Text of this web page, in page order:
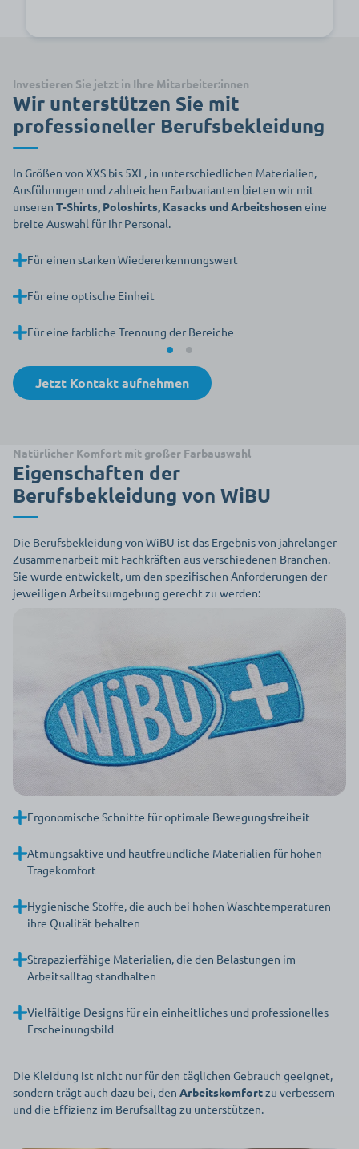
Investieren Sie jetzt in Ihre Mitarbeiter:innen
Wir unterstützen Sie mit
professioneller Berufsbekleidung
In Größen von XXS bis 5XL, in unterschiedlichen Materialien,
Ausführungen und zahlreichen Farbvarianten bieten wir mit
unseren T-Shirts, Poloshirts, Kasacks und Arbeitshoseneine
breite Auswahl für Ihr Personal.
Für einen starken Wiedererkennungswert
Für eine optische Einheit
Für eine farbliche Trennung der Bereiche
Jetzt Kontakt aufnehmen
Natürlicher Komfort mit großer Farbauswahl
Eigenschaften der
Berufsbekleidung von WiBU
Die Berufsbekleidung von WiBU ist das Ergebnis von jahrelanger
Zusammenarbeit mit Fachkräften aus verschiedenen Branchen.
Sie wurde entwickelt, um den spezifischen Anforderungen der
jeweiligen Arbeitsumgebung gerecht zu werden:
Ergonomische Schnitte für optimale Bewegungsfreiheit
Atmungsaktive und hautfreundliche Materialien für hohen
Tragekomfort
Hygienische Stoffe, die auch bei hohen Waschtemperaturen
ihre Qualität behalten
Strapazierfähige Materialien, die den Belastungen im
Arbeitsalltag standhalten
Vielfältige Designs für ein einheitliches und professionelles
Erscheinungsbild
Die Kleidung ist nicht nur für den täglichen Gebrauch geeignet,
sondern trägt auch dazu bei, den Arbeitskomfortzu verbessern
und die Effizienz im Berufsalltag zu unterstützen.